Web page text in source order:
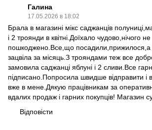
Галина
17.05.2026 в 18:02
Брала в магазині мікс саджанців
і 2 троянди в квітні.Доїхало чудово,нічого не
пошкоджено.Все,що посадили,прижилося,а
зацвіла за місяць.З трояндами теж все
замовила саджанці яблуні і 2 сливи.Все
підписано.Попросила швидше відправити і
вже в мене.Дякую працівникам за
вдалих продаж і гарних покупців! Магазин
Відповісти